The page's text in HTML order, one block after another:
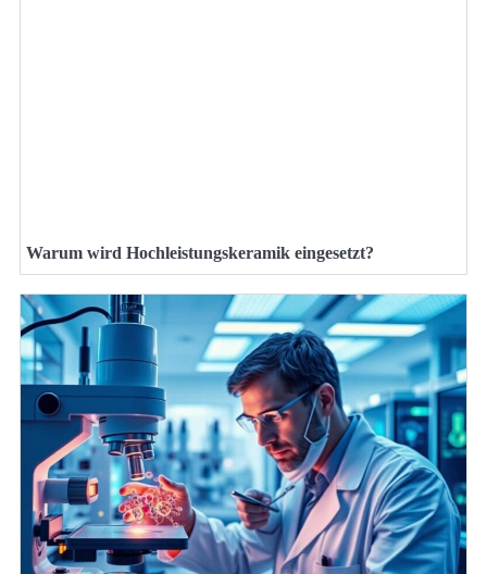
Warum wird Hochleistungskeramik eingesetzt?